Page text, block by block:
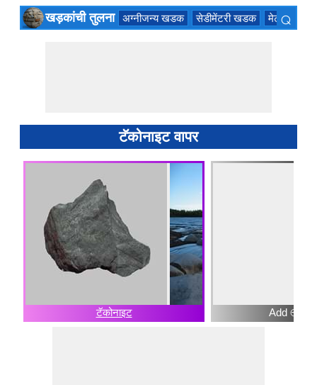
खड़कांची तुलना अग्नीजन्य खडक सेडीमेंटरी खडक मेटमॉर्फिक
⌕
टॅकोनाइट वापर
टॅकोनाइट Add ⊕